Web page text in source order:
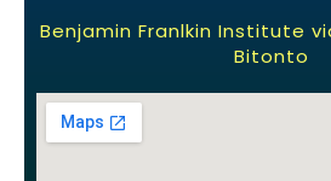
Benjamin Franlkin Institute
Bitonto